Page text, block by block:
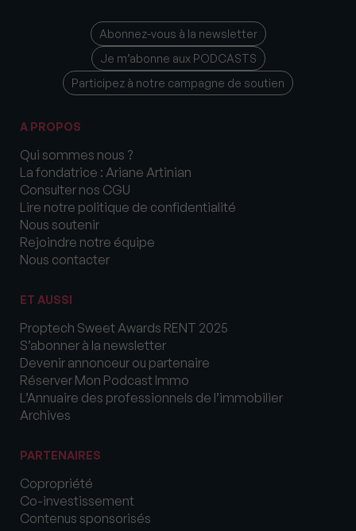
Abonnez-vous à la newsletter
Je m’abonne aux PODCASTS
Participez à notre campagne de soutien
A PROPOS
Qui sommes nous ?
La fondatrice : Ariane Artinian
Consulter nos CGU
Lire notre politique de confidentialité
Nous soutenir
Rejoindre notre équipe
Nous contacter
ET AUSSI
Proptech Sweet Awards RENT 2025
S’abonner à la newsletter
Devenir annonceur ou partenaire
Réserver Mon Podcast Immo
L’Annuaire des professionnels de l’immobilier
Archives
PARTENAIRES
Copropriété
Co-investissement
Contenus sponsorisés